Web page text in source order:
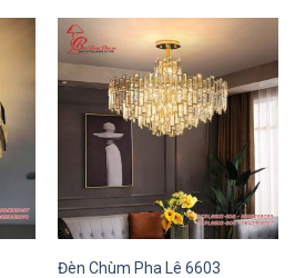
Đèn Chùm Pha Lê 6603